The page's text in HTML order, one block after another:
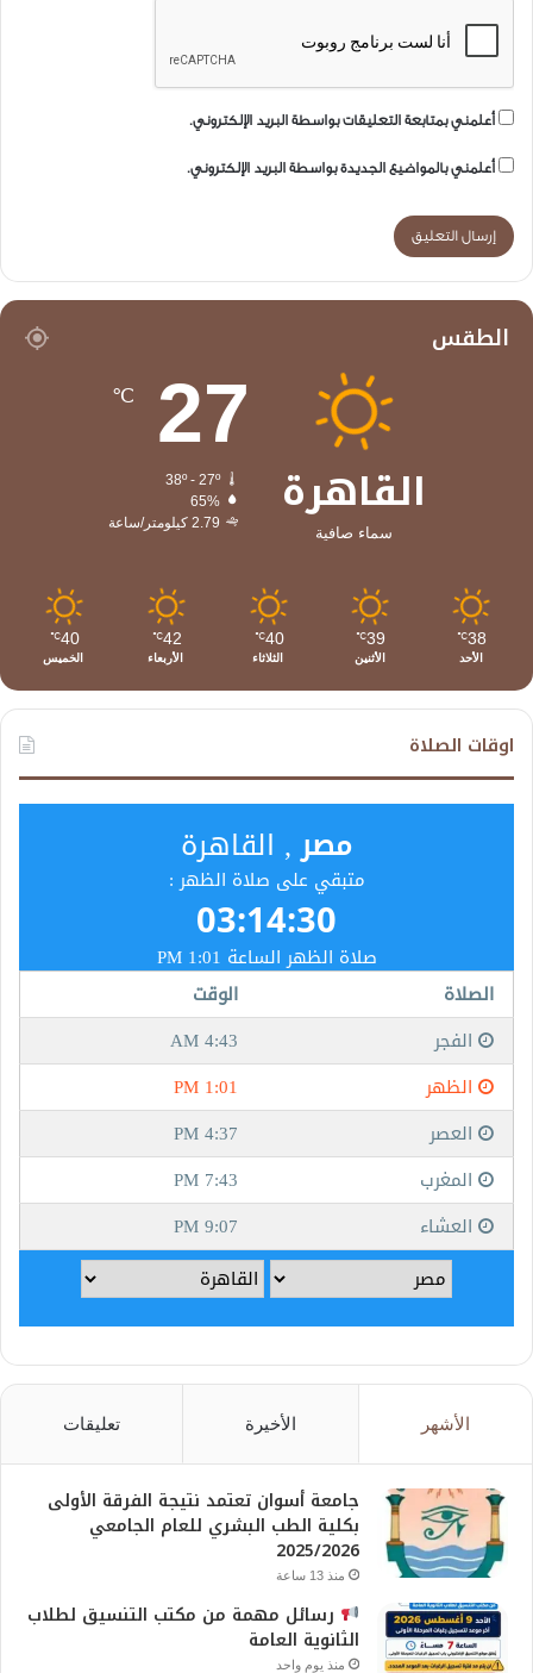
أعلمني بمتابعة التعليقات بواسطة البريد الإلكتروني.
أعلمني بالمواضيع الجديدة بواسطة البريد الإلكتروني.
الطقس
القاهرة
سماء صافية
27
℃
38º - 27º
65%
2.79 كيلومتر/ساعة
38
℃
الأحد
39
℃
الأثنين
40
℃
الثلاثاء
42
℃
الأربعاء
40
℃
الخميس
اوقات الصلاة
الأشهر الأخيرة تعليقات
جامعة أسوان تعتمد نتيجة الفرقة الأولى
بكلية الطب البشري للعام الجامعي
2025/2026
منذ 13 ساعة
رسائل مهمة من مكتب التنسيق لطلاب
الثانوية العامة
منذ يوم واحد